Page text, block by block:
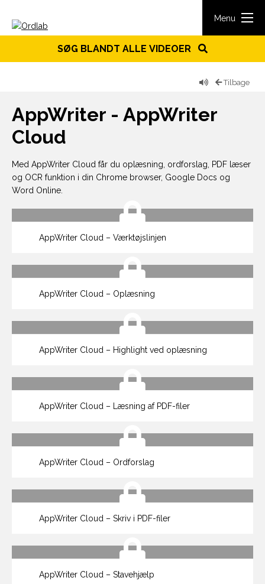
Menu
SØG BLANDT ALLE VIDEOER
Tilbage
AppWriter - AppWriter
Cloud
Med AppWriter Cloud får du oplæsning, ordforslag, PDF læser
og OCR funktion i din Chrome browser, Google Docs og
Word Online.
AppWriter Cloud – Værktøjslinjen
AppWriter Cloud – Oplæsning
AppWriter Cloud – Highlight ved oplæsning
AppWriter Cloud – Læsning af PDF-filer
AppWriter Cloud – Ordforslag
AppWriter Cloud – Skriv i PDF-filer
AppWriter Cloud – Stavehjælp